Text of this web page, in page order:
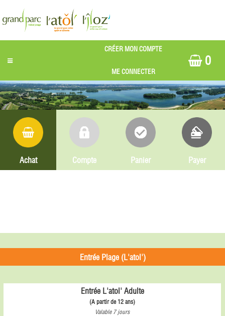
0
Achat Compte Panier Payer
Entrée Plage (L'atol')
Entrée L'atol' Adulte
(A partir de 12 ans)
Valable 7 jours